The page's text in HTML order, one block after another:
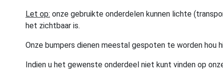
Let op: onze gebruikte onderdelen kunnen lichte
het zichtbaar is.
Onze bumpers dienen meestal gespoten te worden hou
Indien u het gewenste onderdeel niet kunt vinden op